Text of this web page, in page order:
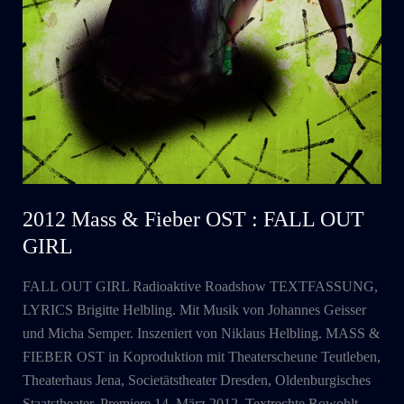
2012 Mass & Fieber OST : FALL OUT
GIRL
FALL OUT GIRL Radioaktive Roadshow TEXTFASSUNG,
LYRICS Brigitte Helbling. Mit Musik von Johannes Geisser
und Micha Semper. Inszeniert von Niklaus Helbling. MASS &
FIEBER OST in Koproduktion mit Theaterscheune Teutleben,
Theaterhaus Jena, Societätstheater Dresden, Oldenburgisches